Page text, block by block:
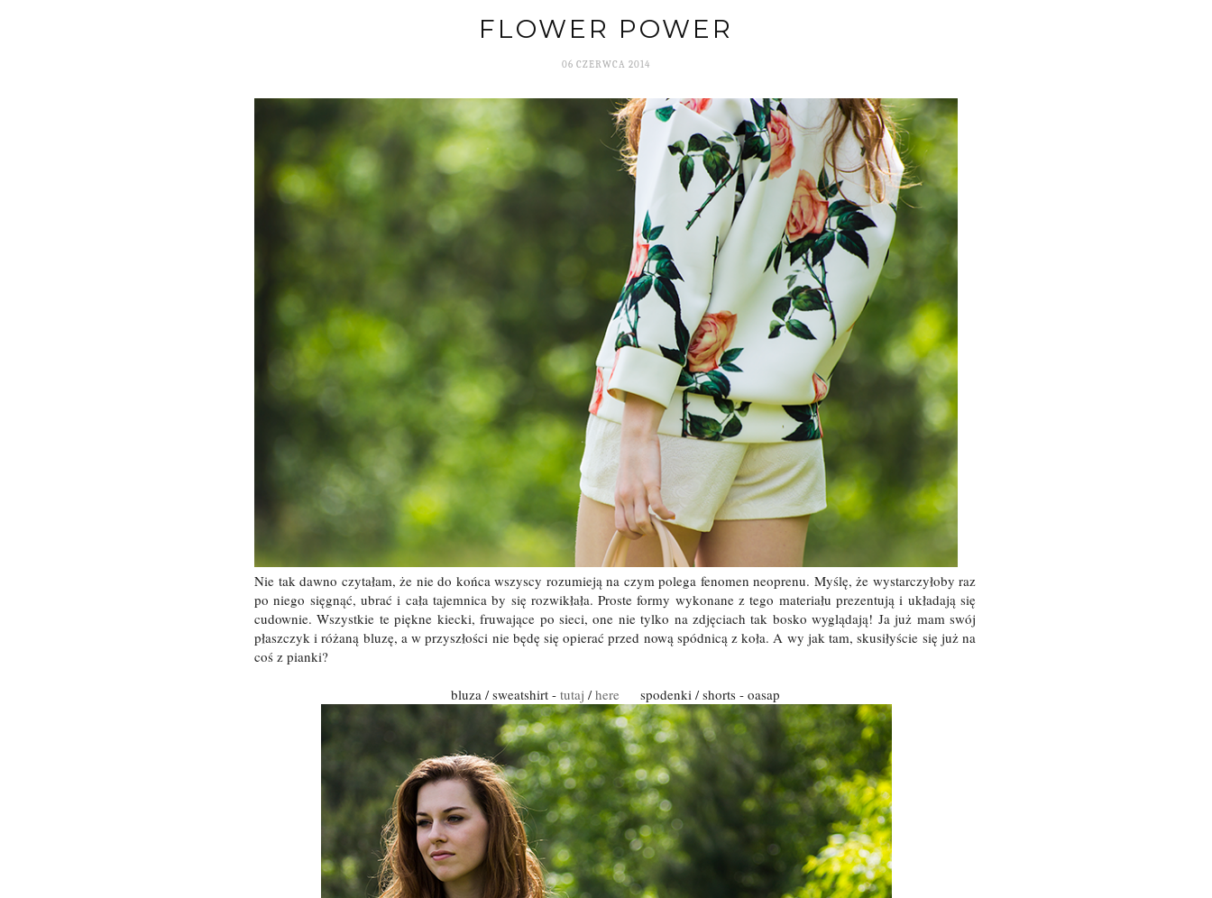
FLOWER POWER
06 CZERWCA 2014
Nie tak dawno czytałam, że nie do końca wszyscy rozumieją na czym polega fenomen neoprenu. Myślę, że wystarczyłoby raz
po niego sięgnąć, ubrać i cała tajemnica by się rozwikłała. Proste formy wykonane z tego materiału prezentują i układają się
cudownie. Wszystkie te piękne kiecki, fruwające po sieci, one nie tylko na zdjęciach tak bosko wyglądają! Ja już mam swój
płaszczyk i różaną bluzę, a w przyszłości nie będę się opierać przed nową spódnicą z koła. A wy jak tam, skusiłyście się już na
coś z pianki?
bluza / sweatshirt - tutaj /here spodenki / shorts - oasap